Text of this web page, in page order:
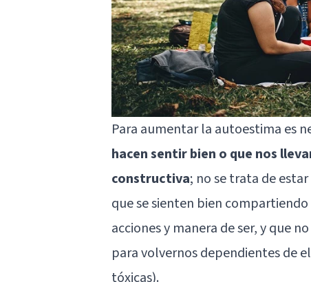
Para aumentar la autoestima es
hacen sentir bien o que nos
constructiva; no se trata de
que se sienten bien
acciones y manera de ser, y que
para volvernos dependientes de
tóxicas).